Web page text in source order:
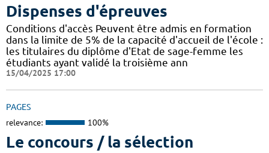
Dispenses d'épreuves
Conditions d'accès Peuvent être admis en formation
dans la limite de 5% de la capacité d'accueil de l'école :
les titulaires du diplôme d'Etat de sage-femme les
étudiants ayant validé la troisième ann
15/04/2025 17:00
PAGES
relevance: 100%
Le concours / la sélection